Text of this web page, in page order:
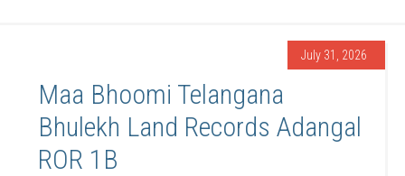
July 31, 2026
Maa Bhoomi Telangana
Bhulekh Land Records Adangal
ROR 1B